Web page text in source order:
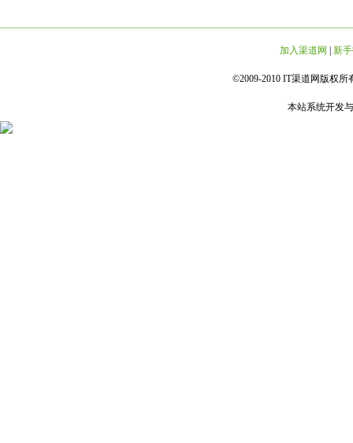
加入渠道网 新
©2009-2010 IT渠道网版权所
本站系统开发